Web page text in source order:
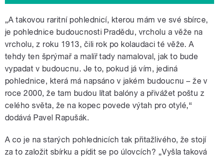
„A takovou raritní pohlednicí, kterou mám ve své sbírce,
je pohlednice budoucnosti Pradědu, vrcholu a věže na
vrcholu, z roku 1913, čili rok po kolaudaci té věže. A
tehdy ten šprýmař a malíř tady namaloval, jak to bude
vypadat v budoucnu. Je to, pokud já vím, jediná
pohlednice, která má napsáno v jakém budoucnu – že v
roce 2000, že tam budou lítat balóny a přivážet poštu z
celého světa, že na kopec povede výtah pro otylé,“
dodává Pavel Rapušák.
A co je na starých pohlednicích tak přitažlivého, že stojí
za to založit sbírku a pídit se po úlovcích? „Vyšla taková